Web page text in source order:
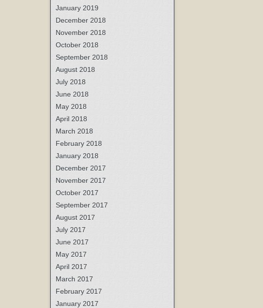
January 2019
December 2018
November 2018
October 2018
September 2018
August 2018
July 2018
June 2018
May 2018
April 2018
March 2018
February 2018
January 2018
December 2017
November 2017
October 2017
September 2017
August 2017
July 2017
June 2017
May 2017
April 2017
March 2017
February 2017
January 2017